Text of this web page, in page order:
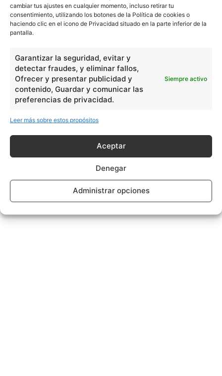
cambiar tus ajustes en cualquier momento, incluso retirar tu
consentimiento, utilizando los botones de la Política de cookies o
haciendo clic en el icono de Privacidad situado en la parte inferior de la
pantalla.
Garantizar la seguridad, evitar y
detectar fraudes, y eliminar fallos,
Ofrecer y presentar publicidad y
contenido, Guardar y comunicar las
preferencias de privacidad.
Siempre activo
Leer más sobre estos propósitos
Aceptar
Denegar
Administrar opciones